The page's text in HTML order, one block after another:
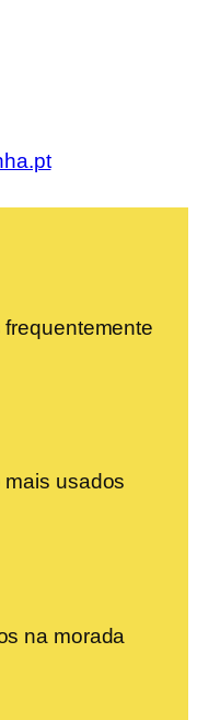
usados
na morada